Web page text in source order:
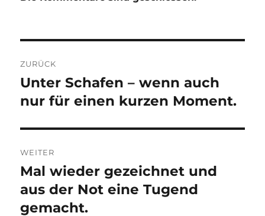
ZURÜCK
Vorheriger
Beitrag:
Unter Schafen – wenn auch
nur für einen kurzen Moment.
WEITER
Nächster
Beitrag:
Mal wieder gezeichnet und
aus der Not eine Tugend
gemacht.